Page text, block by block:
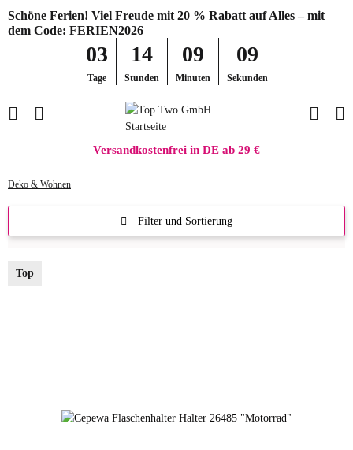
Schöne Ferien! Viel Freude mit 20 % Rabatt auf Alles – mit
dem Code: FERIEN2026
03
Tage
14
Stunden
09
Minuten
08
Sekunden
Versandkostenfrei in DE ab 29 €
Deko & Wohnen
Filter und Sortierung
Top